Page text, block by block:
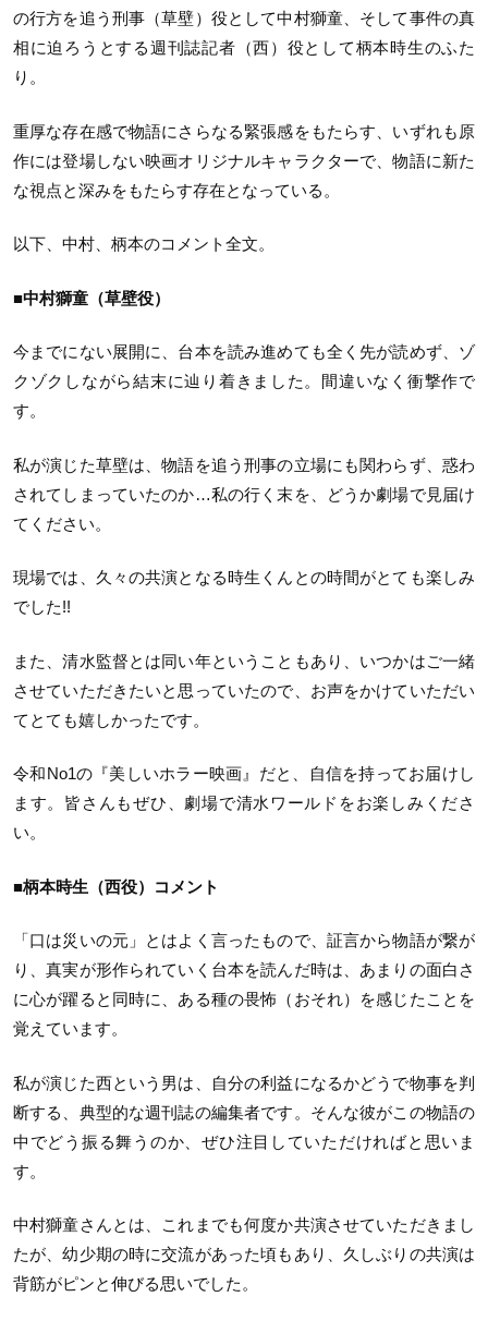
の行方を追う刑事（草壁）役として中村獅童、そして事件の真
相に迫ろうとする週刊誌記者（西）役として柄本時生のふた
り。
重厚な存在感で物語にさらなる緊張感をもたらす、いずれも原
作には登場しない映画オリジナルキャラクターで、物語に新た
な視点と深みをもたらす存在となっている。
以下、中村、柄本のコメント全文。
■中村獅童（草壁役）
今までにない展開に、台本を読み進めても全く先が読めず、ゾ
クゾクしながら結末に辿り着きました。間違いなく衝撃作で
す。
私が演じた草壁は、物語を追う刑事の立場にも関わらず、惑わ
されてしまっていたのか…私の行く末を、どうか劇場で見届け
てください。
現場では、久々の共演となる時生くんとの時間がとても楽しみ
でした!!
また、清水監督とは同い年ということもあり、いつかはご一緒
させていただきたいと思っていたので、お声をかけていただい
てとても嬉しかったです。
令和No1の『美しいホラー映画』だと、自信を持ってお届けし
ます。皆さんもぜひ、劇場で清水ワールドをお楽しみくださ
い。
■柄本時生（西役）コメント
「口は災いの元」とはよく言ったもので、証言から物語が繋が
り、真実が形作られていく台本を読んだ時は、あまりの面白さ
に心が躍ると同時に、ある種の畏怖（おそれ）を感じたことを
覚えています。
私が演じた西という男は、自分の利益になるかどうで物事を判
断する、典型的な週刊誌の編集者です。そんな彼がこの物語の
中でどう振る舞うのか、ぜひ注目していただければと思いま
す。
中村獅童さんとは、これまでも何度か共演させていただきまし
たが、幼少期の時に交流があった頃もあり、久しぶりの共演は
背筋がピンと伸びる思いでした。